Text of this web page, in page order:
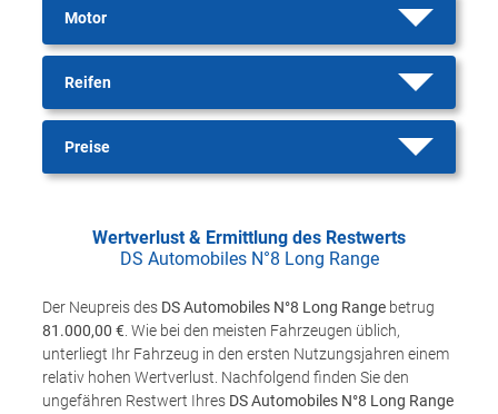
Motor
Reifen
Preise
Wertverlust & Ermittlung des Restwerts
DS Automobiles N°8 Long Range
Der Neupreis des DS Automobiles N°8 Long Range betrug
81.000,00 € . Wie bei den meisten Fahrzeugen üblich,
unterliegt Ihr Fahrzeug in den ersten Nutzungsjahren einem
relativ hohen Wertverlust. Nachfolgend finden Sie den
ungefähren Restwert Ihres DS Automobiles N°8 Long Range